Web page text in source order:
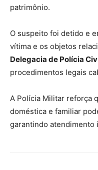
patrimônio.
O suspeito foi detido e
vítima e os objetos
Delegacia de Polícia
procedimentos legais
A Polícia Militar reforça
doméstica e familiar
garantindo atendimento